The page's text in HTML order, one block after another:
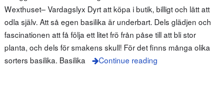
Wexthuset– Vardagslyx Dyrt att köpa i butik, billigt och lätt att
odla själv. Att så egen basilika är underbart. Dels glädjen och
fascinationen att få följa ett litet frö från påse till att bli stor
planta, och dels för smakens skull! För det finns många olika
sorters basilika. Basilika
Continue reading